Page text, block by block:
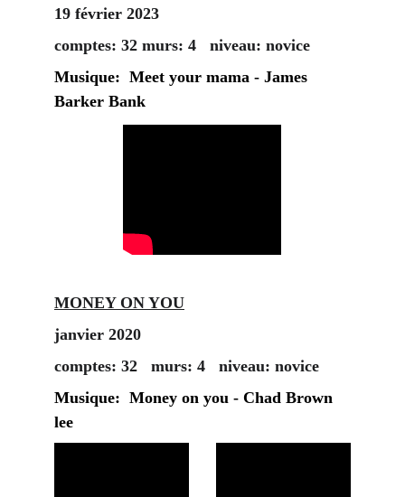
19 février 2023
comptes: 32 murs: 4   niveau: novice
Musique:  Meet your mama - James
Barker Bank
MONEY ON YOU
janvier 2020
comptes: 32   murs: 4   niveau: novice
Musique:  Money on you - Chad Brown
lee